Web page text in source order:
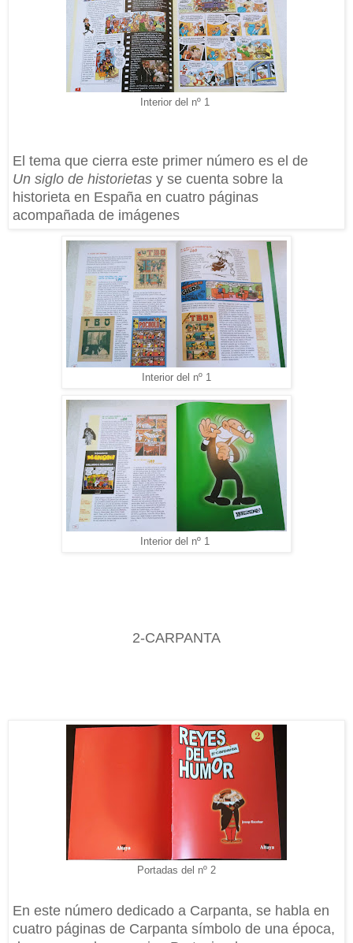
Interior del nº 1
El tema que cierra este primer número es el de
Un siglo de historietas y se cuenta sobre la
historieta en España en cuatro páginas
acompañada de imágenes
Interior del nº 1
Interior del nº 1
2-CARPANTA
Portadas del nº 2
En este número dedicado a Carpanta, se habla en
cuatro páginas de Carpanta símbolo de una época,